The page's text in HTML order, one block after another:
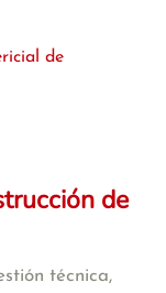
de
de
técnica,